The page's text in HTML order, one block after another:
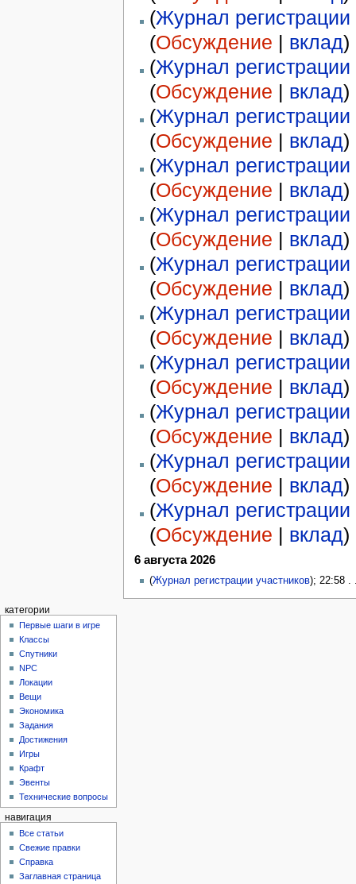
(Журнал регистрации
(Обсуждение вклад)
(Журнал регистрации
(Обсуждение вклад)
(Журнал регистрации
(Обсуждение вклад)
(Журнал регистрации
(Обсуждение вклад)
(Журнал регистрации
(Обсуждение вклад)
(Журнал регистрации
(Обсуждение вклад)
(Журнал регистрации
(Обсуждение вклад)
(Журнал регистрации
(Обсуждение вклад)
(Журнал регистрации
(Обсуждение вклад)
(Журнал регистрации
(Обсуждение вклад)
(Журнал регистрации
(Обсуждение вклад)
6 августа 2026
(Журнал регистрации участников); 22:58 .
категории
Первые шаги в игре
Классы
Спутники
NPC
Локации
Вещи
Экономика
Задания
Достижения
Игры
Крафт
Эвенты
Технические вопросы
навигация
Все статьи
Свежие правки
Справка
Заглавная страница